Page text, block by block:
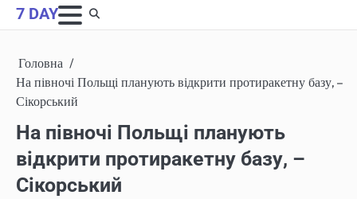
Skip
to
7 DAY
Головна
На півночі Польщі планують відкрити протиракетну базу, –
Сікорський
На півночі Польщі планують
відкрити протиракетну базу, –
Сікорський